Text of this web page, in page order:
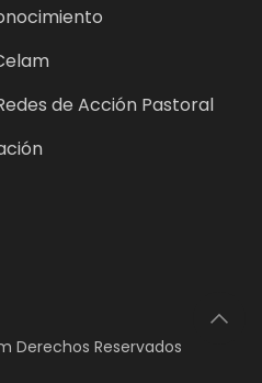
de Acción Pastoral
Derechos Reservados